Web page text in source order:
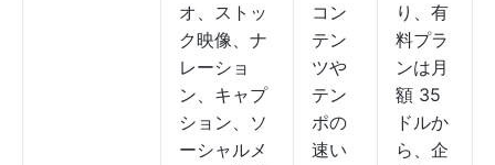
オ、ストッ
ク映像、ナ
レーショ
ン、キャプ
ション、ソ
ーシャルメ
コン
テン
ツや
テン
ポの
速い
り、有
料プラ
ンは月
額 35
ドルか
ら、企